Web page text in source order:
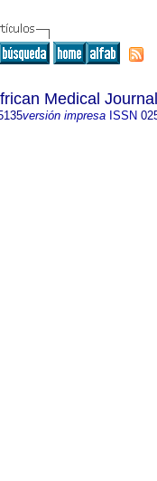
Medical Journal
versión impresaISSN